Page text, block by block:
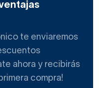
te enviaremos
ahora y recibirás
compra!